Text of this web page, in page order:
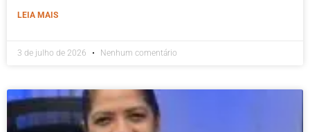
LEIA MAIS
3 de julho de 2026 Nenhum comentário